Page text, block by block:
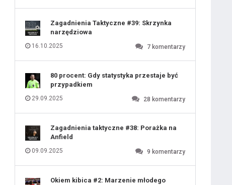
Zagadnienia Taktyczne #39: Skrzynka
narzędziowa
16.10.2025 7 komentarzy
80 procent: Gdy statystyka przestaje być
przypadkiem
29.09.2025 28 komentarzy
Zagadnienia taktyczne #38: Porażka na
Anfield
09.09.2025 9 komentarzy
Okiem kibica #2: Marzenie młodego